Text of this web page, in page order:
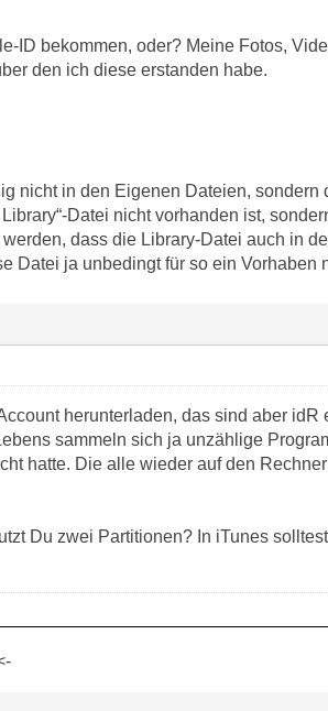
ID bekommen, oder? Meine Fotos,
den ich diese erstanden habe.
nicht in den Eigenen Dateien, sondern
Datei nicht vorhanden ist,
dass die Library-Datei auch in
Datei ja unbedingt für so ein Vorhaben
herunterladen, das sind aber idR
sammeln sich ja unzählige
hatte. Die alle wieder auf den
Du zwei Partitionen? In iTunes